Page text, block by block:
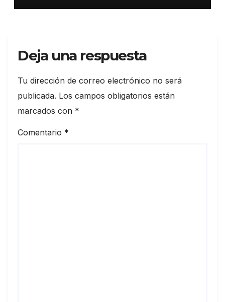
Dominicana»
Deja una respuesta
Tu dirección de correo electrónico no será
publicada. Los campos obligatorios están
marcados con *
Comentario *